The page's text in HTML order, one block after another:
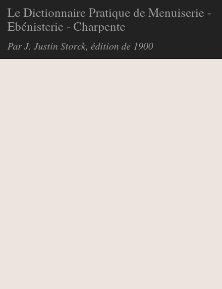
Le Dictionnaire Pratique de Menuiserie -
Ebénisterie - Charpente
Par J. Justin Storck, édition de 1900